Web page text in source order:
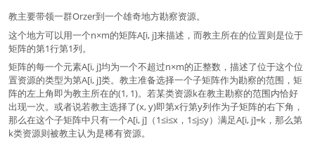
教主要带领一群Orzer到一个雄奇地方勘察资源。
这个地方可以用一个n×m的矩阵A[i, j]来描述，而教主所在的位置则是位于
矩阵的第1行第1列。
矩阵的每一个元素A[i, j]均为一个不超过n×m的正整数，描述了位于这个位
置资源的类型为第A[i, j]类。教主准备选择一个子矩阵作为勘察的范围，矩
阵的左上角即为教主所在的(1, 1)。若某类资源k在教主勘察的范围内恰好
出现一次。或者说若教主选择了(x, y)即第x行第y列作为子矩阵的右下角，
那么在这个子矩阵中只有一个A[i, j]（1≤i≤x，1≤j≤y）满足A[i, j]=k，那么第
k类资源则被教主认为是稀有资源。